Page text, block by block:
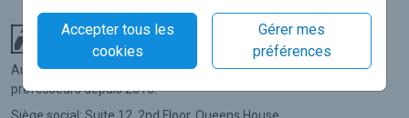
First Study Centre Limited
Au service des collégiens, lycéens et étudiants, ainsi que de leurs
professeurs depuis 2013.
Accepter tous les
cookies
Gérer mes
préférences